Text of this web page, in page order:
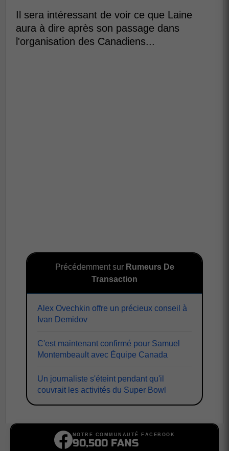
Il sera intéressant de voir ce que Laine
aura à dire après son passage dans
l'organisation des Canadiens...
Précédemment sur Rumeurs De
Transaction
Alex Ovechkin offre un précieux conseil à
Ivan Demidov
C'est maintenant confirmé pour Samuel
Montembeault avec Équipe Canada
Un journaliste s'éteint pendant qu'il
couvrait les activités du Super Bowl
NOTRE COMMUNAUTÉ FACEBOOK
90,500 FANS